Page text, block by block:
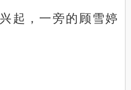
起，一旁的顾雪婷